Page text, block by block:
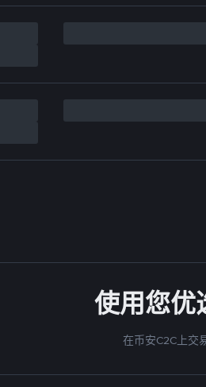
使用您优
在币安C2C上交